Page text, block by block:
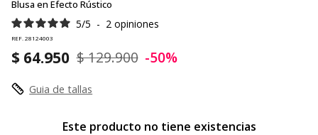
Blusa en Efecto Rústico
5/5 - 2 opiniones
REF. 28124003
$ 64.950 $ 129.900 -50%
Guia de tallas
Este producto no tiene existencias